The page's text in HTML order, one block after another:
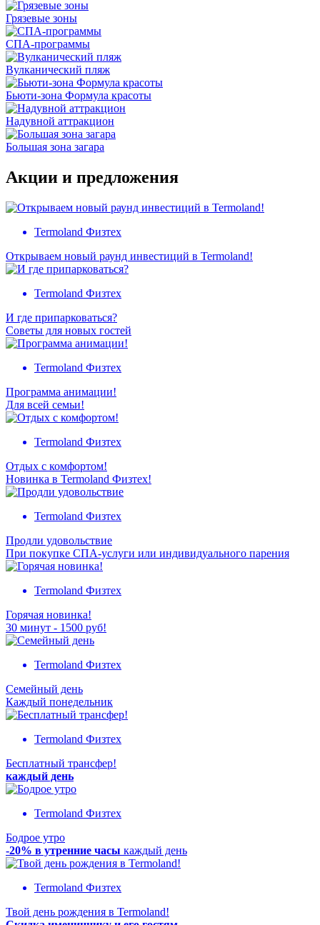
Грязевые зоны
СПА-программы
Вулканический пляж
Бьюти-зона Формула красоты
Надувной аттракцион
Большая зона загара
Акции и предложения
Termoland Физтех
Открываем новый раунд инвестиций в Termoland!
Termoland Физтех
И где припарковаться?
Советы для новых гостей
Termoland Физтех
Программа анимации!
Для всей семьи!
Termoland Физтех
Отдых с комфортом!
Новинка в Termoland Физтех!
Termoland Физтех
Продли удовольствие
При покупке СПА-услуги или индивидуального парения
Termoland Физтех
Горячая новинка!
30 минут - 1500 руб!
Termoland Физтех
Семейный день
Каждый понедельник
Termoland Физтех
Бесплатный трансфер!
каждый день
Termoland Физтех
Бодрое утро
-20% в утренние часы каждый день
Termoland Физтех
Твой день рождения в Termoland!